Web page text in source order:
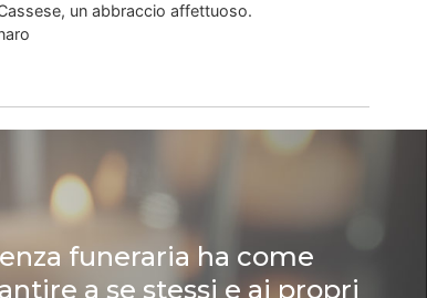
un abbraccio affettuoso.
funeraria ha come
a se stessi e ai propri